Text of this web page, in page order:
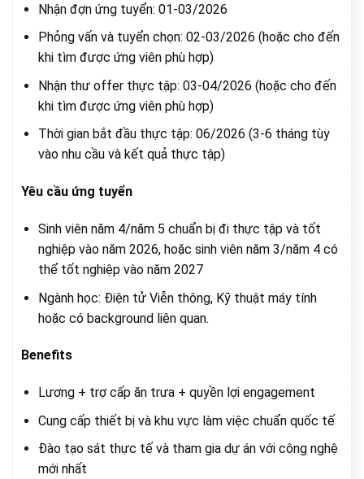
Nhận đợn ứng tuyển: 01-03/2026
Phỏng vấn và tuyển chọn: 02-03/2026 (hoặc cho đến
khi tìm được ứng viên phù hợp)
Nhận thư offer thực tập: 03-04/2026 (hoặc cho đến
khi tìm được ứng viên phù hợp)
Thời gian bắt đầu thực tập: 06/2026 (3-6 tháng tùy
vào nhu cầu và kết quả thực tập)
Yêu cầu ứng tuyển
Sinh viên năm 4/năm 5 chuẩn bị đi thực tập và tốt
nghiệp vào năm 2026, hoặc sinh viên năm 3/năm 4 có
thể tốt nghiệp vào năm 2027
Ngành học: Điện tử Viễn thông, Kỹ thuật máy tính
hoặc có background liên quan.
Benefits
Lương + trợ cấp ăn trưa + quyền lợi engagement
Cung cấp thiết bị và khu vực làm việc chuẩn quốc tế
Đào tạo sát thực tế và tham gia dự án với công nghệ
mới nhất